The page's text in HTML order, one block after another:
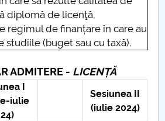
diplomă de licenţă,
regimul de finanțare în care au
studiile (buget sau cu taxă).
ADMITERE - LICENȚĂ
I
iulie
Sesiunea II
(iulie 2024)